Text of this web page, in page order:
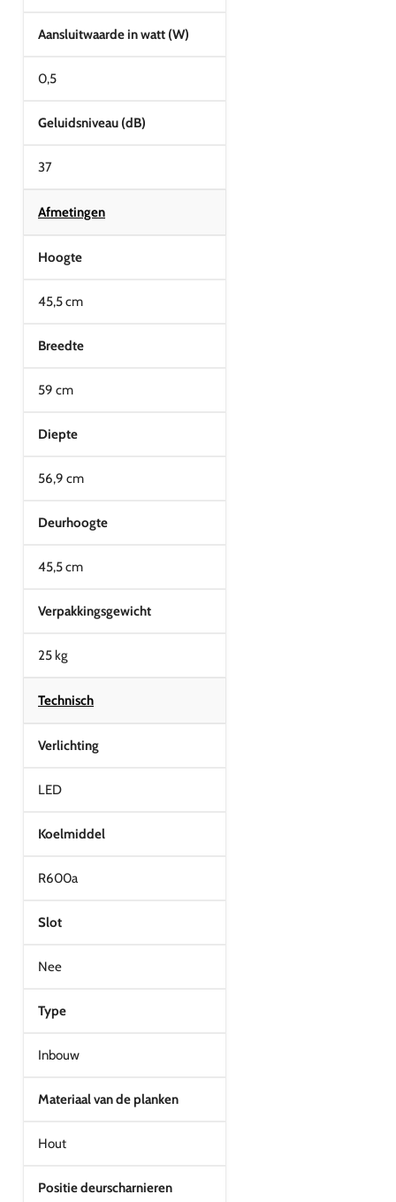
Aansluitwaarde in watt (W)
0,5
Geluidsniveau (dB)
37
Afmetingen
Hoogte
45,5 cm
Breedte
59 cm
Diepte
56,9 cm
Deurhoogte
45,5 cm
Verpakkingsgewicht
25 kg
Technisch
Verlichting
LED
Koelmiddel
R600a
Slot
Nee
Type
Inbouw
Materiaal van de planken
Hout
Positie deurscharnieren